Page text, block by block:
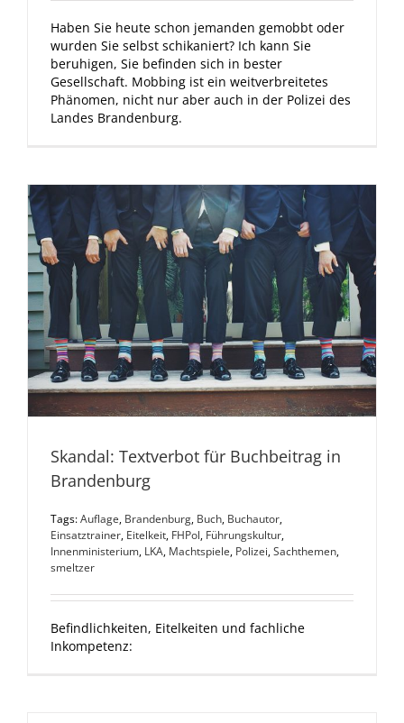
Haben Sie heute schon jemanden gemobbt oder
wurden Sie selbst schikaniert? Ich kann Sie
beruhigen, Sie befinden sich in bester
Gesellschaft. Mobbing ist ein weitverbreitetes
Phänomen, nicht nur aber auch in der Polizei des
Landes Brandenburg.
Skandal: Textverbot für Buchbeitrag in
Brandenburg
Tags:Auflage, Brandenburg, Buch, Buchautor,
Einsatztrainer, Eitelkeit, FHPol, Führungskultur,
Innenministerium, LKA, Machtspiele, Polizei,Sachthemen,
smeltzer
Befindlichkeiten, Eitelkeiten und fachliche
Inkompetenz: